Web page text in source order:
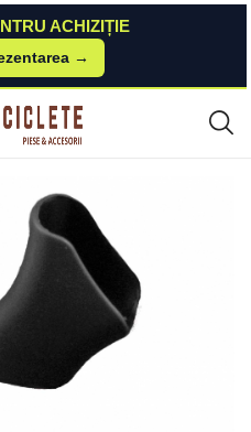
ACHIZIȚIE
→
Viteze
Ultegra DI2, culoare negru Eb